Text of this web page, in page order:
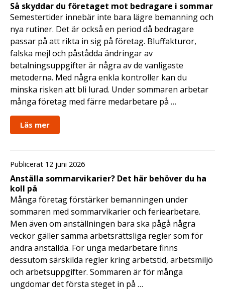
Så skyddar du företaget mot bedragare i sommar
Semestertider innebär inte bara lägre bemanning och
nya rutiner. Det är också en period då bedragare
passar på att rikta in sig på företag. Bluffakturor,
falska mejl och påstådda ändringar av
betalningsuppgifter är några av de vanligaste
metoderna. Med några enkla kontroller kan du
minska risken att bli lurad. Under sommaren arbetar
många företag med färre medarbetare på …
Läs mer
Publicerat 12 juni 2026
Anställa sommarvikarier? Det här behöver du ha
koll på
Många företag förstärker bemanningen under
sommaren med sommarvikarier och feriearbetare.
Men även om anställningen bara ska pågå några
veckor gäller samma arbetsrättsliga regler som för
andra anställda. För unga medarbetare finns
dessutom särskilda regler kring arbetstid, arbetsmiljö
och arbetsuppgifter. Sommaren är för många
ungdomar det första steget in på …